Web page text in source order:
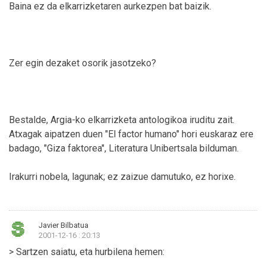
Baina ez da elkarrizketaren aurkezpen bat baizik.
Zer egin dezaket osorik jasotzeko?
Bestalde, Argia-ko elkarrizketa antologikoa iruditu zait.
Atxagak aipatzen duen "El factor humano" hori euskaraz ere
badago, "Giza faktorea", Literatura Unibertsala bilduman.
Irakurri nobela, lagunak; ez zaizue damutuko, ez horixe.
Javier Bilbatua
2001-12-16 : 20:13
> Sartzen saiatu, eta hurbilena hemen: